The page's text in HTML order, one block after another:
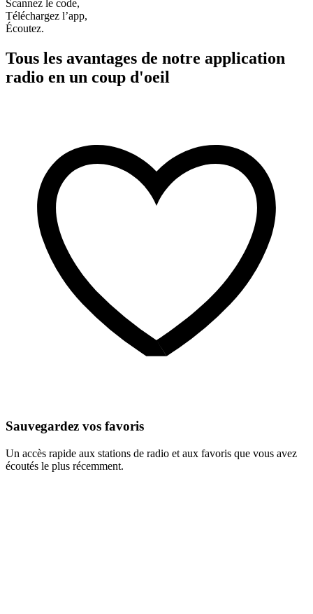
Scannez le code,
Téléchargez l’app,
Écoutez.
Tous les avantages de notre application
radio en un coup d'oeil
Sauvegardez vos favoris
Un accès rapide aux stations de radio et aux favoris que vous avez
écoutés le plus récemment.